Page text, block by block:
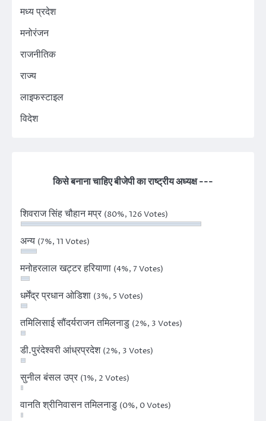
मध्य प्रदेश
मनोरंजन
राजनीतिक
राज्य
लाइफस्टाइल
विदेश
किसे बनाना चाहिए बीजेपी का राष्ट्रीय अध्यक्ष ---
शिवराज सिंह चौहान मप्र (80%, 126 Votes)
अन्य (7%, 11 Votes)
मनोहरलाल खट्टर हरियाणा (4%, 7 Votes)
धर्मेंद्र प्रधान ओडिशा (3%, 5 Votes)
तमिलिसाई सौंदर्यराजन तमिलनाडु (2%, 3 Votes)
डी.पुरंदेश्वरी आंध्रप्रदेश (2%, 3 Votes)
सुनील बंसल उप्र (1%, 2 Votes)
वानति श्रीनिवासन तमिलनाडु (0%, 0 Votes)